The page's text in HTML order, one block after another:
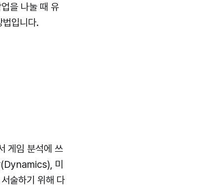
을 나눌 때 유
입니다.
임 분석에 쓰
미
술하기 위해 다